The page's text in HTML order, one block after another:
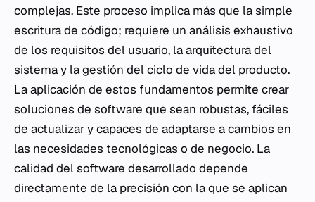
complejas. Este proceso implica más que la simple
escritura de código; requiere un análisis exhaustivo
de los requisitos del usuario, la arquitectura del
sistema y la gestión del ciclo de vida del producto.
La aplicación de estos fundamentos permite crear
soluciones de software que sean robustas, fáciles
de actualizar y capaces de adaptarse a cambios en
las necesidades tecnológicas o de negocio. La
calidad del software desarrollado depende
directamente de la precisión con la que se aplican